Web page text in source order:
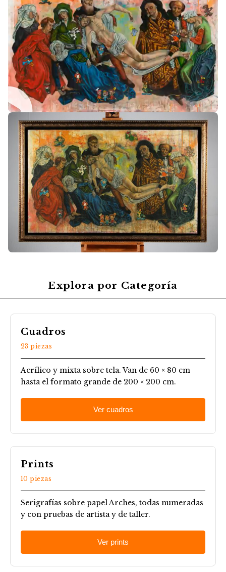
Explora por Categoría
Cuadros
23 piezas
Acrílico y mixta sobre tela. Van de 60 × 80 cm
hasta el formato grande de 200 × 200 cm.
Ver cuadros
Prints
10 piezas
Serigrafías sobre papel Arches, todas numeradas
y con pruebas de artista y de taller.
Ver prints